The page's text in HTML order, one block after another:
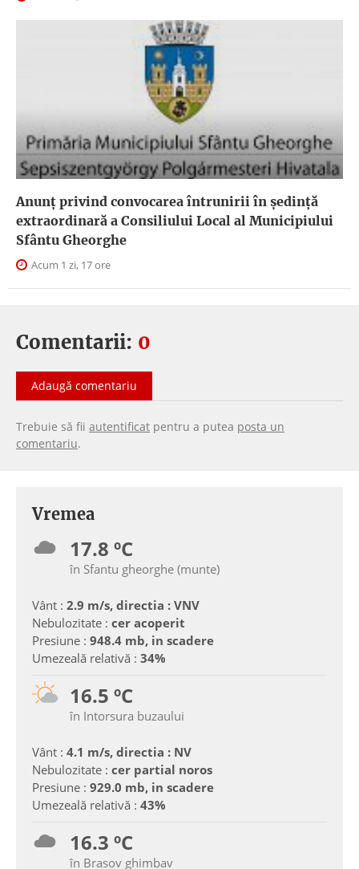
Anunţ privind convocarea întrunirii în şedinţă
extraordinară a Consiliului Local al Municipiului
Sfântu Gheorghe
Acum 1 zi, 17 ore
Comentarii: 0
Adaugă comentariu
Trebuie să fii autentificat pentru a putea posta un
comentariu.
Vremea
17.8 ºC
în Sfantu gheorghe (munte)
Vânt : 2.9 m/s, directia : VNV
Nebulozitate : cer acoperit
Presiune : 948.4 mb, in scadere
Umezeală relativă : 34%
16.5 ºC
în Intorsura buzaului
Vânt : 4.1 m/s, directia : NV
Nebulozitate : cer partial noros
Presiune : 929.0 mb, in scadere
Umezeală relativă : 43%
16.3 ºC
în Brasov ghimbav